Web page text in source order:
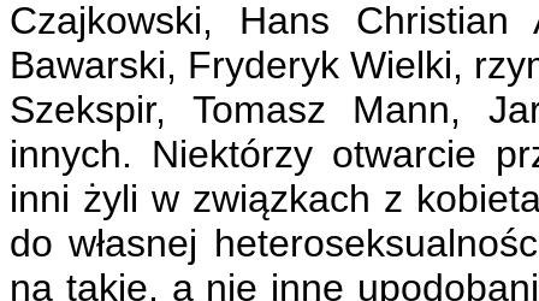
Czajkowski, Hans
Bawarski, Fryderyk Wielki,
Szekspir, Tomasz Mann,
innych. Niektórzy otwarcie
inni żyli w związkach z
do własnej
na takie, a nie inne